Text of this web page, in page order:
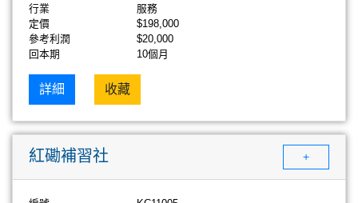
行業
服務
定價
$198,000
參考利潤
$20,000
回本期
10個月
詳細 收藏
紅磡補習社 +